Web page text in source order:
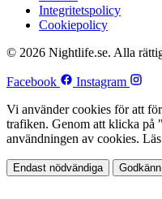
Integritetspolicy
Cookiepolicy
© 2026 Nightlife.se. Alla
Facebook
Instagram
Vi använder cookies för att
trafiken. Genom att klicka på
användningen av cookies.
Endast nödvändiga